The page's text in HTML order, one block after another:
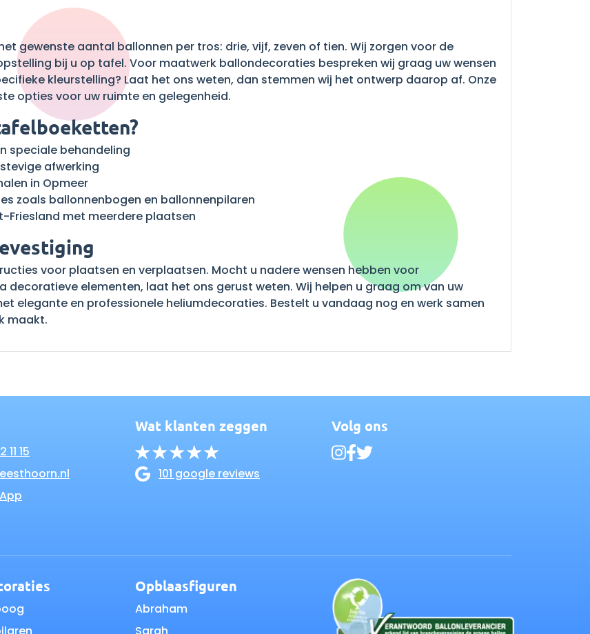
gewenste aantal ballonnen per tros: drie, vijf, zeven of tien. Wij zorgen voor de
bij u op tafel. Voor maatwerk ballondecoraties bespreken wij graag uw wensen
kleurstelling? Laat het ons weten, dan stemmen wij het ontwerp daarop af. Onze
opties voor uw ruimte en gelegenheid.
speciale behandeling
afwerking
in Opmeer
zoals ballonnenbogen en ballonnenpilaren
Friesland met meerdere plaatsen
voor plaatsen en verplaatsen. Mocht u nadere wensen hebben voor
decoratieve elementen, laat het ons gerust weten. Wij helpen u graag om van uw
elegante en professionele heliumdecoraties. Bestelt u vandaag nog en werk samen
maakt.
11 15
Wat klanten zeggen
101 google reviews
Volg ons
Opblaasfiguren
Abraham
Sarah